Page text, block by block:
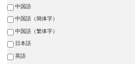
中国語
中国語（簡体字）
中国語（繁体字）
日本語
英語